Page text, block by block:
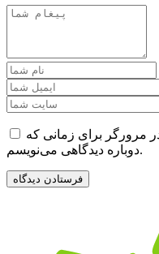
مرورگر برای زمانی که
دوباره دیدگاهی می‌نویسم.